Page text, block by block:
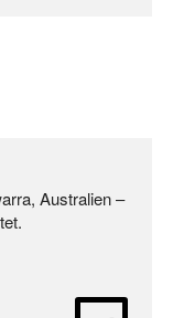
Australien –